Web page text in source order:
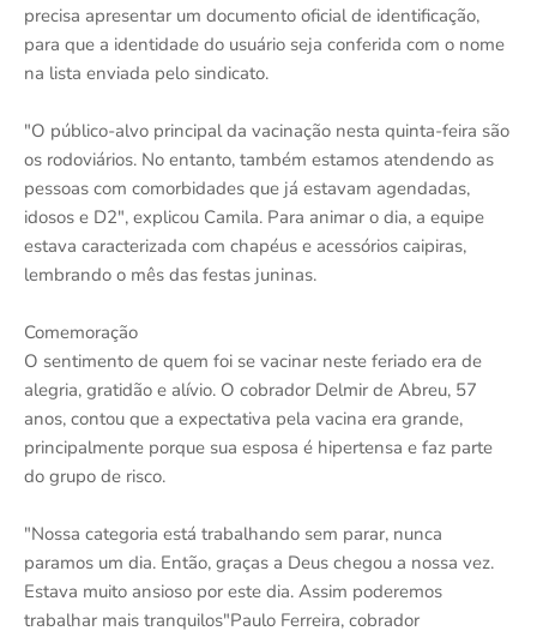
precisa apresentar um documento oficial de identificação,
para que a identidade do usuário seja conferida com o nome
na lista enviada pelo sindicato.
"O público-alvo principal da vacinação nesta quinta-feira são
os rodoviários. No entanto, também estamos atendendo as
pessoas com comorbidades que já estavam agendadas,
idosos e D2", explicou Camila. Para animar o dia, a equipe
estava caracterizada com chapéus e acessórios caipiras,
lembrando o mês das festas juninas.
Comemoração
O sentimento de quem foi se vacinar neste feriado era de
alegria, gratidão e alívio. O cobrador Delmir de Abreu, 57
anos, contou que a expectativa pela vacina era grande,
principalmente porque sua esposa é hipertensa e faz parte
do grupo de risco.
"Nossa categoria está trabalhando sem parar, nunca
paramos um dia. Então, graças a Deus chegou a nossa vez.
Estava muito ansioso por este dia. Assim poderemos
trabalhar mais tranquilos"Paulo Ferreira, cobrador